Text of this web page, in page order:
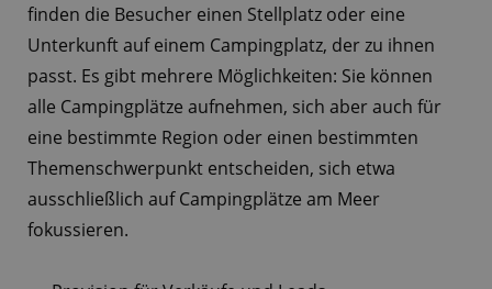
finden die Besucher einen Stellplatz oder eine
Unterkunft auf einem Campingplatz, der zu ihnen
passt. Es gibt mehrere Möglichkeiten: Sie können
alle Campingplätze aufnehmen, sich aber auch für
eine bestimmte Region oder einen bestimmten
Themenschwerpunkt entscheiden, sich etwa
ausschließlich auf Campingplätze am Meer
fokussieren.